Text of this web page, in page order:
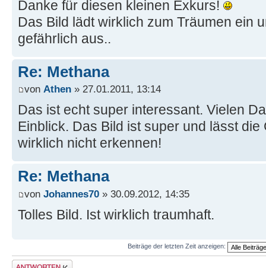
Danke für diesen kleinen Exkurs!
Das Bild lädt wirklich zum Träumen ein
gefährlich aus..
Re: Methana
von Athen » 27.01.2011, 13:14
Das ist echt super interessant. Vielen
Einblick. Das Bild ist super und lässt
wirklich nicht erkennen!
Re: Methana
von Johannes70 » 30.09.2012, 14:35
Tolles Bild. Ist wirklich traumhaft.
Beiträge der letzten Zeit anzeigen:
Antwort erstellen